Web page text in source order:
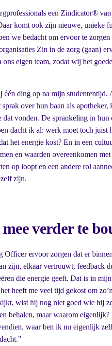
een Zindicator® van
komt ook zijn nieuwe, unieke
we bedacht om ervoor te zorgen
Zin in de zorg (gaan)
eigen team, zodat wij het
ding op na mijn studententijd.
over hun baan als
dat vonden. De sprankeling in hun
dacht ik al: werk moet toch juist
het energie kost? En in een
en waarden overeenkomen
op loopt en een andere rol
zijn.
verder te
ervoor zorgen dat er
zijn, elkaar vertrouwt, feedback
die energie geeft. Dat is in
heeft me veel tijd gekost om
wist hij nog niet goed wie hij
behalen, maar waarom
waar ben ik nu eigenlijk